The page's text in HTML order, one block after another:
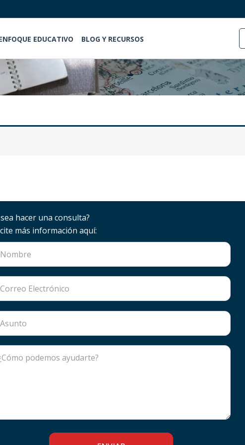
EDUCATIVO BLOG Y RECURSOS
hacer una consulta?
más información aquí: